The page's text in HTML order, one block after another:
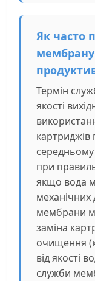
Як часто
мембрану
Термін
якості
при
якщо вода
механічних
мембрани
заміна
очищення
від якості
служби